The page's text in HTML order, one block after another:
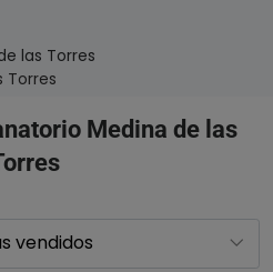
las Torres
Torres
Medina de las